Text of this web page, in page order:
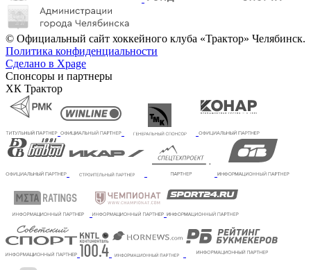
© Официальный сайт хоккейного клуба «Трактор» Челябинск.
Политика конфиденциальности
Сделано в Xpage
Спонсоры и партнеры
ХК Трактор